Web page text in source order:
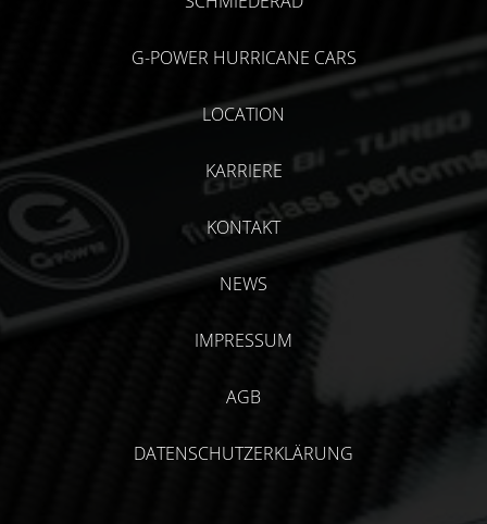
G-POWER HURRICANE CARS
LOCATION
KARRIERE
KONTAKT
NEWS
IMPRESSUM
AGB
DATENSCHUTZERKLÄRUNG